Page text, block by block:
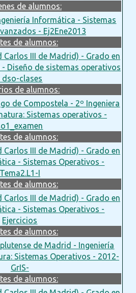
de alumnos:
Informática - Sistemas
- Ej2Ene2013
de alumnos:
Carlos III de Madrid) - Grado en
Diseño de sistemas operativos
dso-clases
de alumnos:
de Compostela - 2º Ingeniera
Sistemas operativos -
de alumnos:
Carlos III de Madrid) - Grado en
- Sistemas Operativos -
Tema2.L1-I
de alumnos:
Carlos III de Madrid) - Grado en
- Sistemas Operativos -
Ejercicios
de alumnos:
de Madrid - Ingeniería
Sistemas Operativos - 2012-
GrIS-
de alumnos: